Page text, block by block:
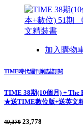
加入購物
TIME時代週刊雜誌訂閱
TIME 38期(10個月) + The
★送TIME數位版+送英文
49,370 23,778